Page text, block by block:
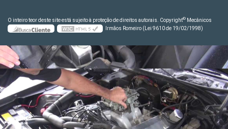
O inteiro teor deste site está sujeito à proteção de direitos autorais. Copyright© Mecânicos
Irmãos Romeiro (Lei 9610 de 19/02/1998)